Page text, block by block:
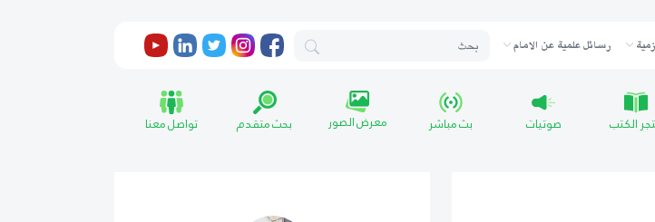
رسائل علمية عن الامام
الكتب صوتيات بث مباشر معرض الصور بحث متقدم تواصل معنا